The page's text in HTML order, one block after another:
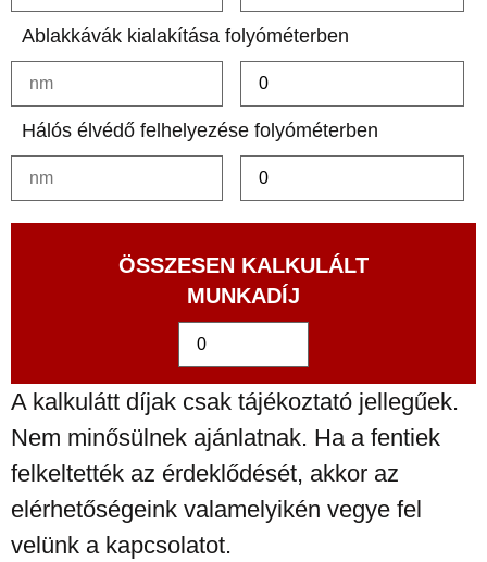
Ablakkávák kialakítása folyóméterben
Hálós élvédő felhelyezése folyóméterben
ÖSSZESEN KALKULÁLT
MUNKADÍJ
A kalkulátt díjak csak tájékoztató jellegűek.
Nem minősülnek ajánlatnak. Ha a fentiek
felkeltették az érdeklődését, akkor az
elérhetőségeink valamelyikén vegye fel
velünk a kapcsolatot.